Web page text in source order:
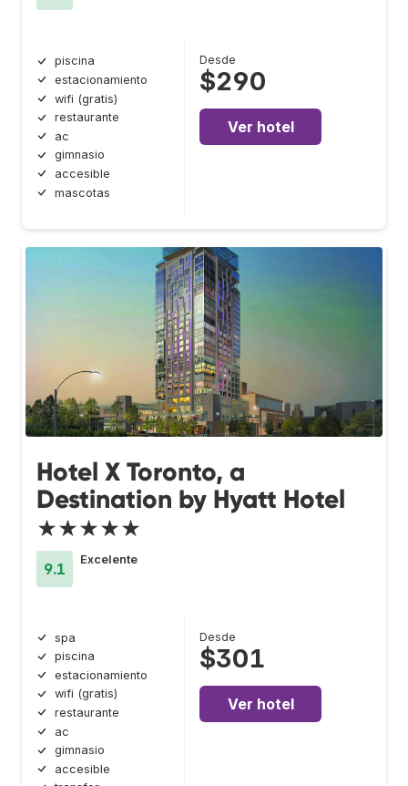
piscina
estacionamiento
wifi (gratis)
restaurante
ac
gimnasio
accesible
mascotas
Desde
$290
Ver hotel
Hotel X Toronto, a
Destination by Hyatt Hotel
★★★★★
9.1
Excelente
spa
piscina
estacionamiento
wifi (gratis)
restaurante
ac
gimnasio
accesible
Desde
$301
Ver hotel